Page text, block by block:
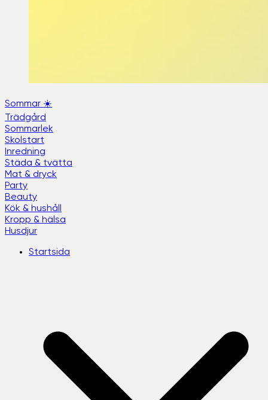
Sommar ☀️
Trädgård
Sommarlek
Skolstart
Inredning
Städa & tvätta
Mat & dryck
Party
Beauty
Kök & hushåll
Kropp & hälsa
Husdjur
Startsida